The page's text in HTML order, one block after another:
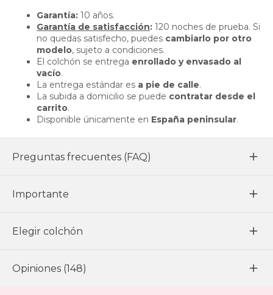
Garantía: 10 años.
Garantía de satisfacción: 120 noches de prueba. Si
no quedas satisfecho, puedes cambiarlo por otro
modelo, sujeto a condiciones.
El colchón se entrega enrollado y envasado al
vacío.
La entrega estándar es a pie de calle.
La subida a domicilio se puede contratar desde el
carrito.
Disponible únicamente en España peninsular.
Preguntas frecuentes (FAQ)
Importante
Elegir colchón
Opiniones (148)